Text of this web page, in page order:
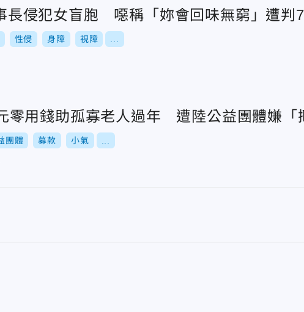
長侵犯女盲胞 噁稱「妳會回味無窮」遭判
性侵 身障 視障
零用錢助孤寡老人過年 遭陸公益團體嫌「
團體 募款 小氣